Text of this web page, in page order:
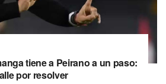
tiene a Peirano a un paso:
por resolver